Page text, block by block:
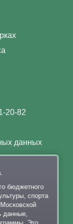
20-82
данных
бюджетного
спорта
данные,